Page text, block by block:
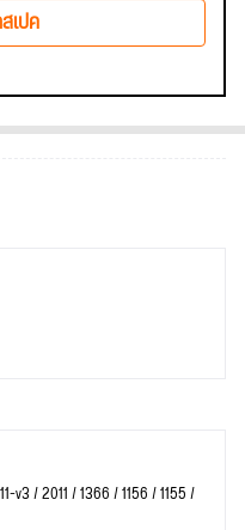
เปค
v3 / 2011 / 1366 / 1156 / 1155 /